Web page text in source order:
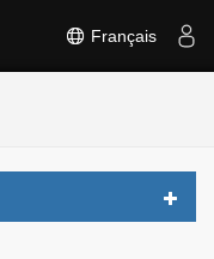
Français